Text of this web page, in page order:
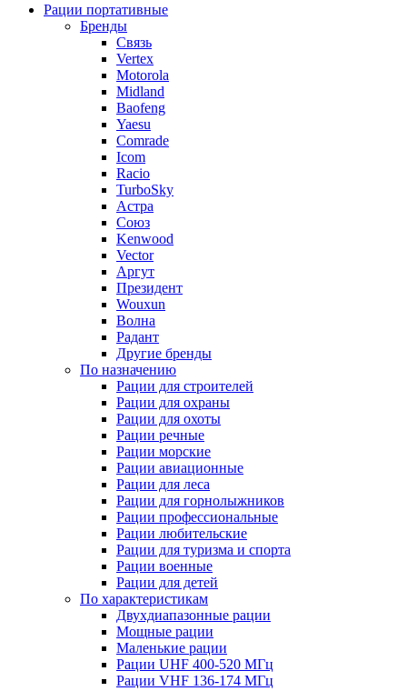
Рации портативные
Бренды
Связь
Vertex
Motorola
Midland
Baofeng
Yaesu
Comrade
Icom
Racio
TurboSky
Астра
Союз
Kenwood
Vector
Аргут
Президент
Wouxun
Волна
Радант
Другие бренды
По назначению
Рации для строителей
Рации для охраны
Рации для охоты
Рации речные
Рации морские
Рации авиационные
Рации для леса
Рации для горнолыжников
Рации профессиональные
Рации любительские
Рации для туризма и спорта
Рации военные
Рации для детей
По характеристикам
Двухдиапазонные рации
Мощные рации
Маленькие рации
Рации UHF 400-520 МГц
Рации VHF 136-174 МГц